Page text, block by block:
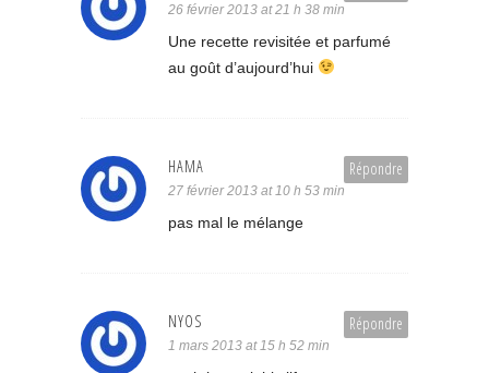
26 février 2013 at 21 h 38 min
Une recette revisitée et parfumé
au goût d’aujourd’hui
Répondre
HAMA
27 février 2013 at 10 h 53 min
pas mal le mélange
Répondre
NYOS
1 mars 2013 at 15 h 52 min